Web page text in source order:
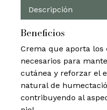
Descripción
Beneficios
Crema que aporta los
necesarios para
cutánea y reforzar el
natural de
contribuyendo al